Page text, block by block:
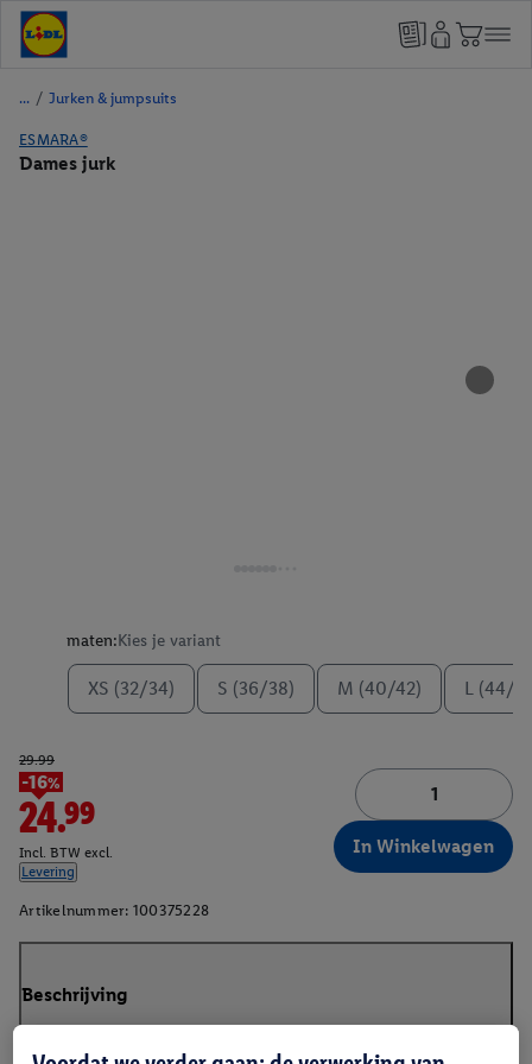
/ Jurken & jumpsuits
ESMARA®
Dames jurk
maten:Kies je variant
XS (32/34) S (36/38) M (40/42) L (44/
29.99
-16%
24.99
Incl. BTW excl.
Levering
In Winkelwagen
Artikelnummer: 100375228
Beschrijving